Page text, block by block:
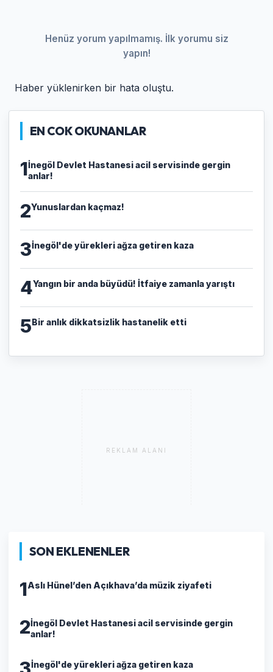
Henüz yorum yapılmamış. İlk yorumu siz
yapın!
Haber yüklenirken bir hata oluştu.
EN COK OKUNANLAR
1İnegöl Devlet Hastanesi acil servisinde gergin
anlar!
2Yunuslardan kaçmaz!
3İnegöl'de yürekleri ağza getiren kaza
4Yangın bir anda büyüdü! İtfaiye zamanla yarıştı
5Bir anlık dikkatsizlik hastanelik etti
REKLAM ALANI
SON EKLENENLER
1Aslı Hünel’den Açıkhava’da müzik ziyafeti
2İnegöl Devlet Hastanesi acil servisinde gergin
anlar!
İnegöl'de yürekleri ağza getiren kaza